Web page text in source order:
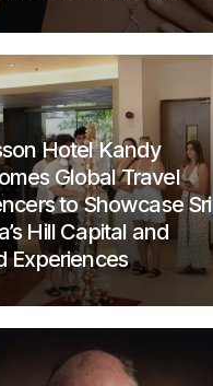
Hotel Kandy
Global Travel
to Showcase Sri
Hill Capital and
Experiences